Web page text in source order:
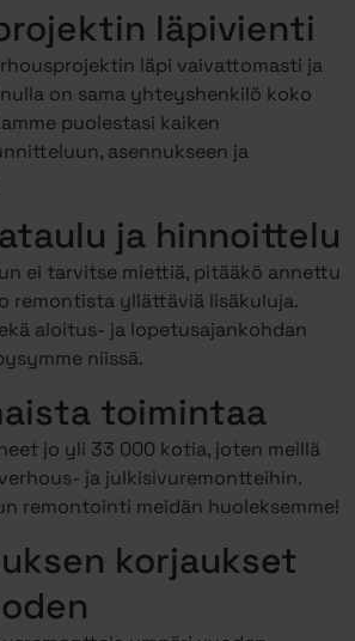
läpivienti
läpi vaivattomasti ja
on sama yhteyshenkilö koko
puolestasi kaiken
asennukseen ja
ja hinnoittelu
ei tarvitse miettiä, pitääkö annettu
remontista yllättäviä lisäkuluja.
aloitus- ja lopetusajankohdan
niissä.
toimintaa
jo yli 33 000 kotia, joten meillä
ja julkisivuremontteihin.
remontointi meidän huoleksemme!
korjaukset